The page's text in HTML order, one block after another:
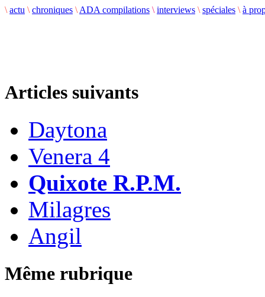
\ actu \ chroniques \ ADA compilations \ interviews \ spéciales \ à
Articles suivants
Daytona
Venera 4
Quixote R.P.M.
Milagres
Angil
Même rubrique